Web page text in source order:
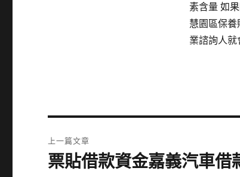
素含量 如
慧園區保
業諮詢人就
章
上一篇文章
上
票貼借款資金嘉義汽車